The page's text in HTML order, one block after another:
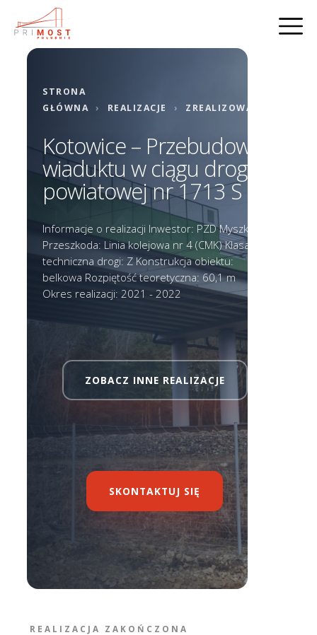
STRONA
GŁÓWNA
› REALIZACJE › ZREALIZOWANE
Kotowice – Przebudowa
wiaduktu w ciągu drogi
powiatowej nr 1713 S
Informacje o realizacji Inwestor: PZD Myszków
Przeszkoda: Linia kolejowa nr 4 (CMK) Klasa
techniczna drogi: Z Konstrukcja obiektu:
belkowa Rozpiętość teoretyczna: 60,1 m
Okres realizacji: 2021 - 2022
ZOBACZ INNE REALIZACJE
SKONTAKTUJ SIĘ
REALIZACJA ZAKOŃCZONA